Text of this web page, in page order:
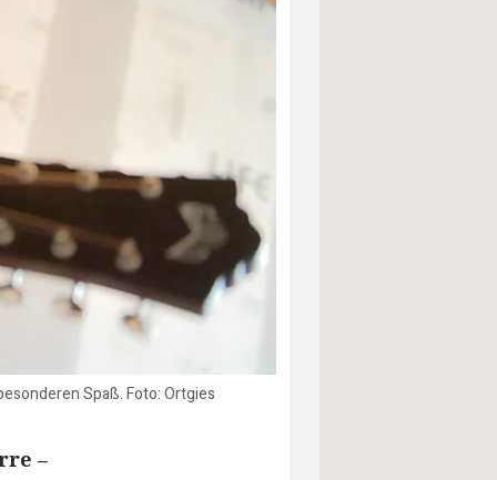
Spaß. Foto: Ortgies
–